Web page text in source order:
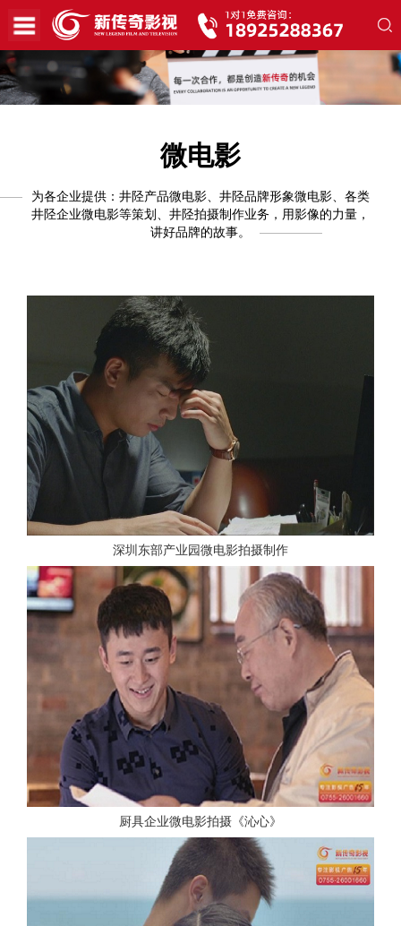
微电影
为各企业提供：井陉产品微电影、井陉品牌形象微电影、各类
井陉企业微电影等策划、井陉拍摄制作业务，用影像的力量，
讲好品牌的故事。
深圳东部产业园微电影拍摄制作
查看更多
厨具企业微电影拍摄《沁心》
查看更多